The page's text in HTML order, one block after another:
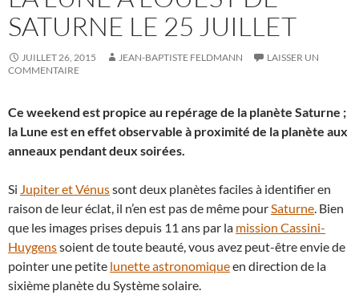
SATURNE LE 25 JUILLET
JUILLET 26, 2015 JEAN-BAPTISTE FELDMANN
LAISSER UN
COMMENTAIRE
Ce weekend est propice au repérage de la planète Saturne ;
la Lune est en effet observable à proximité de la planète aux
anneaux pendant deux soirées.
Si Jupiter et Vénussont deux planètes faciles à identifier en
raison de leur éclat, il n’en est pas de même pour Saturne . Bien
que les images prises depuis 11 ans par la mission Cassini-
Huygenssoient de toute beauté, vous avez peut-être envie de
pointer une petite lunette astronomiqueen direction de la
sixième planète du Système solaire.